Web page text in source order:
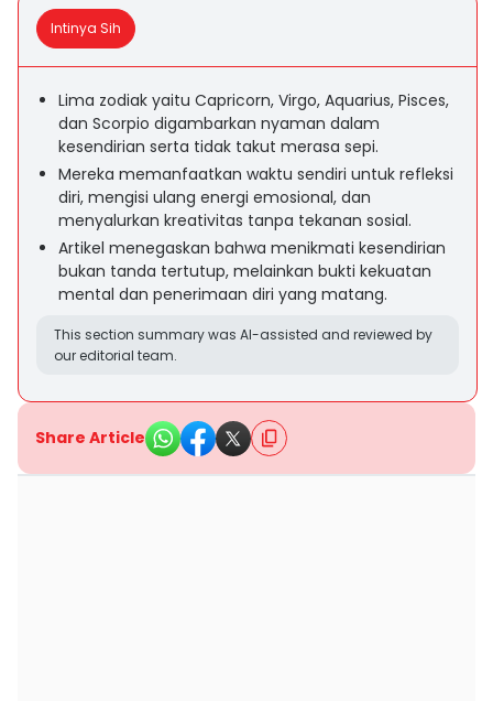
Intinya Sih
Lima zodiak yaitu Capricorn, Virgo, Aquarius, Pisces,
dan Scorpio digambarkan nyaman dalam
kesendirian serta tidak takut merasa sepi.
Mereka memanfaatkan waktu sendiri untuk refleksi
diri, mengisi ulang energi emosional, dan
menyalurkan kreativitas tanpa tekanan sosial.
Artikel menegaskan bahwa menikmati kesendirian
bukan tanda tertutup, melainkan bukti kekuatan
mental dan penerimaan diri yang matang.
This section summary was AI-assisted and reviewed by
our editorial team.
Share Article